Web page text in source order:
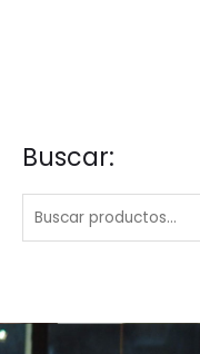
Buscar:
B
c